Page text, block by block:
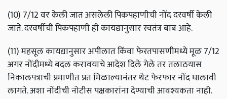
(10) 7/12 वर केली जात असलेली पिकपहाणीची नोंद दरवर्षी केली
जाते. दरवर्षीची पिकपहाणी ही कायद्यानुसार स्वतंत्र बाब आहे.
(11) महसूल कायद्यानुसार अपीलात किंवा फेरतपासणीमध्ये मूळ 7/12
अगर नोंदीमध्ये बदल करावयाचे आदेश दिले गेले तर तलाठयास
निकालपत्राची प्रमाणीत प्रत मिळाल्यानंतर थेट फेरफार नोंद घालावी
लागते. अशा नोंदीची नोटीस पक्षकारांना देण्याची आवश्यकता नाही.